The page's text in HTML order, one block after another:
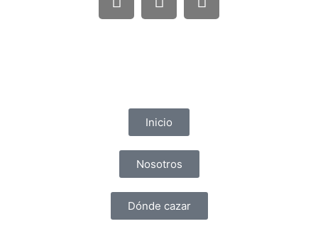
Inicio
Nosotros
Dónde cazar